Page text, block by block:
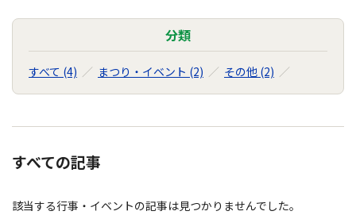
分類
すべて (4) まつり・イベント (2) その他 (2)
すべての記事
該当する行事・イベントの記事は見つかりませんでした。